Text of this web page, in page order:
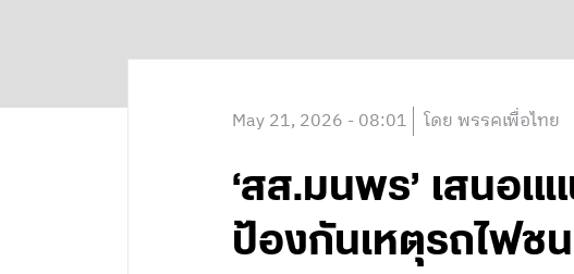
May 21, 2026 - 08:01 โดย พรรคเพื่อไทย
‘สส.มนพร’ เสนอแ
ป้องกันเหตุรถไฟช